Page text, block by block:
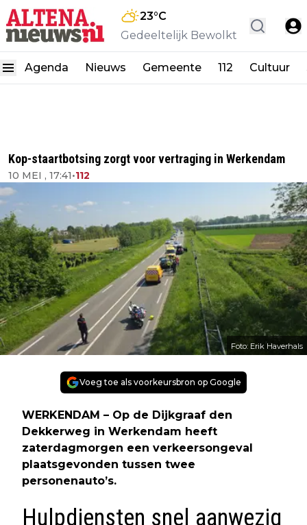
23°C
Gedeeltelijk Bewolkt
Agenda Nieuws Gemeente 112 Cultuur
Kop-staartbotsing zorgt voor vertraging in Werkendam
10 MEI , 17:41•112
Foto: Erik Haverhals
Voeg toe als voorkeursbron op Google
WERKENDAM – Op de Dijkgraaf den
Dekkerweg in Werkendam heeft
zaterdagmorgen een verkeersongeval
plaatsgevonden tussen twee
personenauto’s.
Hulpdiensten snel aanwezig